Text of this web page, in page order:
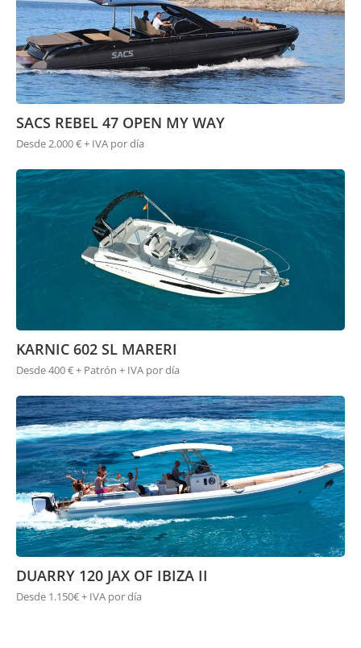
SACS REBEL 47 OPEN MY WAY
Desde 2.000 € + IVA por día
KARNIC 602 SL MARERI
Desde 400 € + Patrón + IVA por día
DUARRY 120 JAX OF IBIZA II
Desde 1.150€ + IVA por día